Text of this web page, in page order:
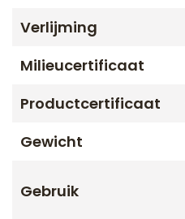
Verlijming
Milieucertificaat
Productcertificaat
Gewicht
Gebruik